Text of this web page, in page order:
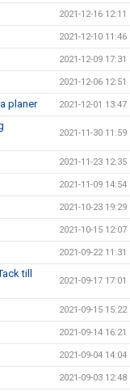
2021-12-16 12:11
2021-12-10 11:46
2021-12-09 17:31
2021-12-06 12:51
planer 2021-12-01 13:47
2021-11-30 11:59
2021-11-23 12:35
2021-11-09 14:54
2021-10-23 19:29
2021-10-15 12:07
2021-09-22 11:31
till
2021-09-17 17:01
2021-09-15 15:22
2021-09-14 16:21
2021-09-04 14:04
2021-09-03 12:48